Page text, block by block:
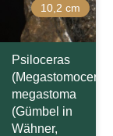
10,2 cm
Psiloceras
megastoma
(Gümbel in
Wähner,